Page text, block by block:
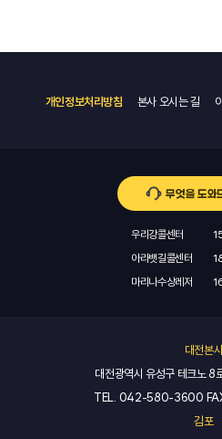
개인정보처리방침 본사 오시는 길
무엇을 도와
우리강콜센터
아라뱃길콜센터
마리나수상레저
대전본
대전광역시 유성구 테크노
TEL. 042-580-3600
김포